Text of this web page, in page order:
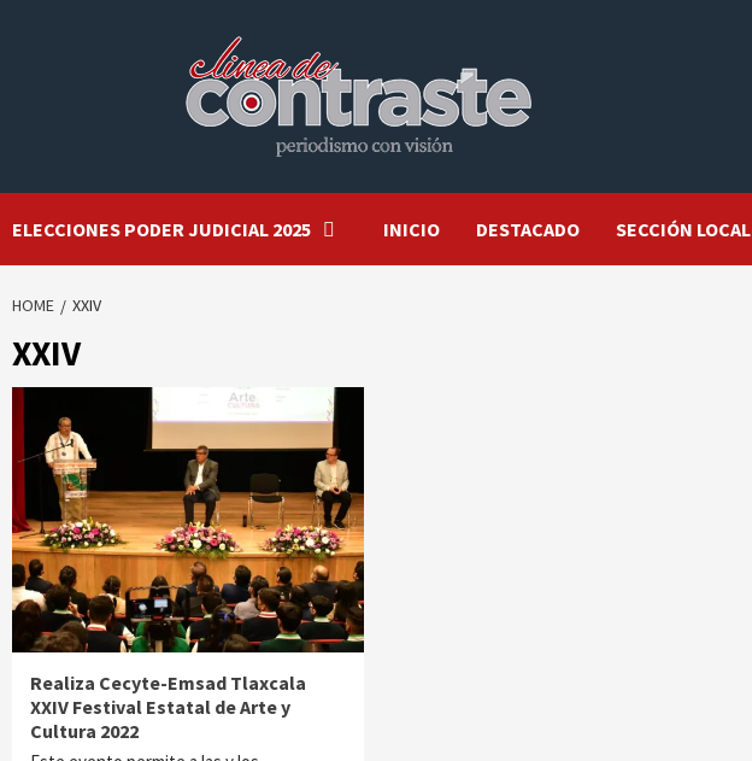
ELECCIONES PODER JUDICIAL 2025 INICIO DESTACADO SECCIÓN LOCAL
HOME XXIV
XXIV
Realiza Cecyte-Emsad Tlaxcala
XXIV Festival Estatal de Arte y
Cultura 2022